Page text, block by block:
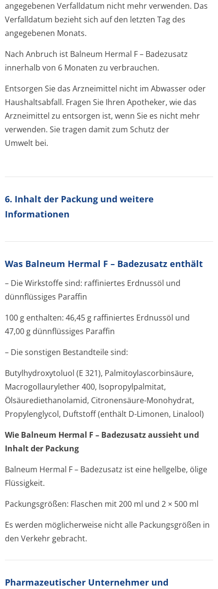
angegebenen Verfalldatum nicht mehr verwenden. Das
Verfalldatum bezieht sich auf den letzten Tag des
angegebenen Monats.
Nach Anbruch ist Balneum Hermal F – Badezusatz
innerhalb von 6 Monaten zu verbrauchen.
Entsorgen Sie das Arzneimittel nicht im Abwasser oder
Haushaltsabfall. Fragen Sie Ihren Apotheker, wie das
Arzneimittel zu entsorgen ist, wenn Sie es nicht mehr
verwenden. Sie tragen damit zum Schutz der
Umwelt bei.
6. Inhalt der Packung und weitere
Informationen
Was Balneum Hermal F – Badezusatz enthält
– Die Wirkstoffe sind: raffiniertes Erdnussöl und
dünnflüssiges Paraffin
100 g enthalten: 46,45 g raffiniertes Erdnussöl und
47,00 g dünnflüssiges Paraffin
– Die sonstigen Bestandteile sind:
Butylhydroxytoluol (E 321), Palmitoylascor­binsäure,
Macrogollaurylether 400, Isopropylpalmitat,
Ölsäuredietha­nolamid, Citronensäure-Monohydrat,
Propylenglycol, Duftstoff (enthält D-Limonen, Linalool)
Wie Balneum Hermal F – Badezusatz aussieht und
Inhalt der Packung
Balneum Hermal F – Badezusatz ist eine hellgelbe, ölige
Flüssigkeit.
Packungsgrößen: Flaschen mit 200 ml und 2 × 500 ml
Es werden möglicherweise nicht alle Packungsgrößen in
den Verkehr gebracht.
Pharmazeutischer Unternehmer und